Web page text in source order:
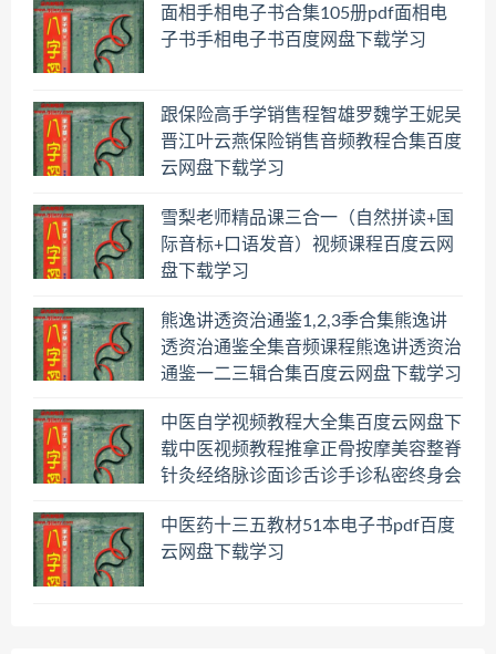
面相手相电子书合集105册pdf面相电
子书手相电子书百度网盘下载学习
跟保险高手学销售程智雄罗魏学王妮吴
晋江叶云燕保险销售音频教程合集百度
云网盘下载学习
雪梨老师精品课三合一（自然拼读+国
际音标+口语发音）视频课程百度云网
盘下载学习
熊逸讲透资治通鉴1,2,3季合集熊逸讲
透资治通鉴全集音频课程熊逸讲透资治
通鉴一二三辑合集百度云网盘下载学习
中医自学视频教程大全集百度云网盘下
载中医视频教程推拿正骨按摩美容整脊
针灸经络脉诊面诊舌诊手诊私密终身会
中医药十三五教材51本电子书pdf百度
云网盘下载学习